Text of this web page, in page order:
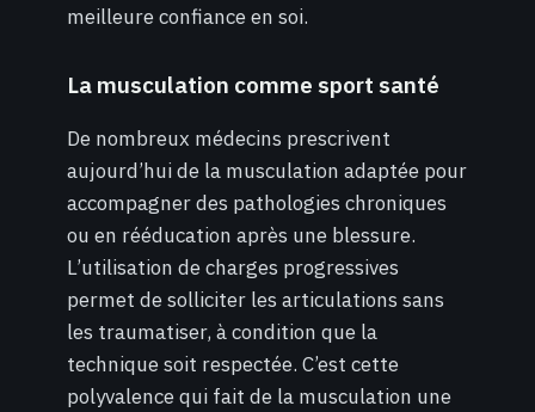
meilleure confiance en soi.
La musculation comme sport santé
De nombreux médecins prescrivent
aujourd’hui de la musculation adaptée pour
accompagner des pathologies chroniques
ou en rééducation après une blessure.
L’utilisation de charges progressives
permet de solliciter les articulations sans
les traumatiser, à condition que la
technique soit respectée. C’est cette
polyvalence qui fait de la musculation une